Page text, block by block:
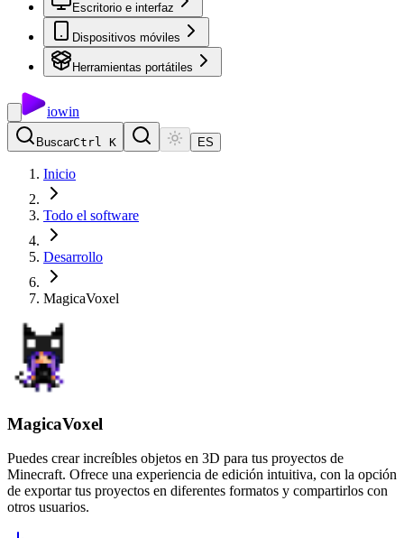
Escritorio e interfaz
Dispositivos móviles
Herramientas portátiles
iowin
BuscarCtrl K ES
Inicio
Todo el software
Desarrollo
MagicaVoxel
MagicaVoxel
Puedes crear increíbles objetos en 3D para tus proyectos de
Minecraft. Ofrece una experiencia de edición intuitiva, con la opción
de exportar tus proyectos en diferentes formatos y compartirlos con
otros usuarios.